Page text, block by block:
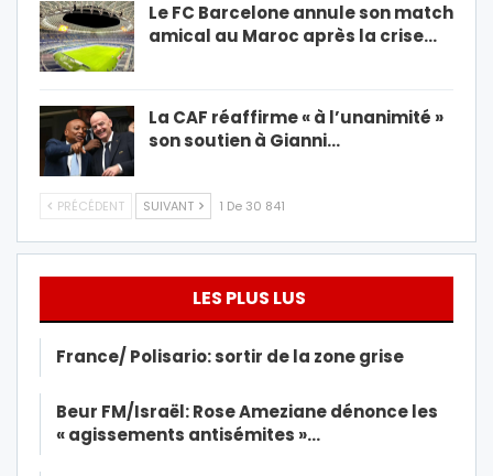
Le FC Barcelone annule son match
amical au Maroc après la crise…
La CAF réaffirme « à l’unanimité »
son soutien à Gianni…
PRÉCÉDENT SUIVANT 1 De 30 841
LES PLUS LUS
France/ Polisario: sortir de la zone grise
Beur FM/Israël: Rose Ameziane dénonce les
« agissements antisémites »…